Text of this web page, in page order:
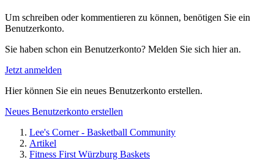
Um schreiben oder kommentieren zu können, benötigen Sie ein
Benutzerkonto.
Sie haben schon ein Benutzerkonto? Melden Sie sich hier an.
Jetzt anmelden
Hier können Sie ein neues Benutzerkonto erstellen.
Neues Benutzerkonto erstellen
Lee's Corner - Basketball Community
Artikel
Fitness First Würzburg Baskets